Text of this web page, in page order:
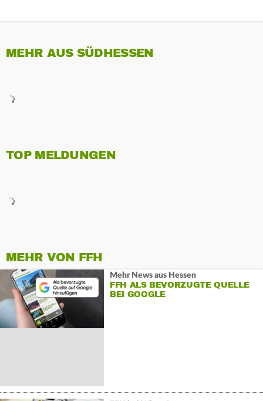
MEHR AUS SÜDHESSEN
TOP MELDUNGEN
MEHR VON FFH
Mehr News aus Hessen
FFH ALS BEVORZUGTE QUELLE
BEI GOOGLE